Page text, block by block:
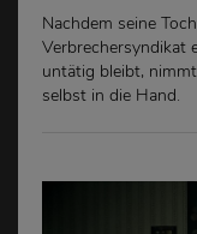
Nachdem seine
Verbrechersyndikat
untätig bleibt,
selbst in die Hand.